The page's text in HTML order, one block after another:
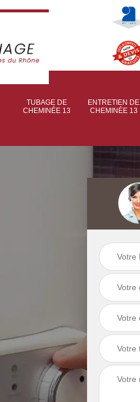
TUBAGE DE
CHEMINÉE 13
ENTRETIEN DE
CHEMINÉE 13
Poseur et pose de